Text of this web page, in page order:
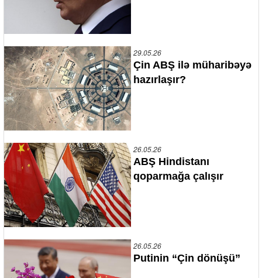
29.05.26
Çin ABŞ ilə müharibəyə
hazırlaşır?
26.05.26
ABŞ Hindistanı
qoparmağa çalışır
26.05.26
Putinin “Çin dönüşü”